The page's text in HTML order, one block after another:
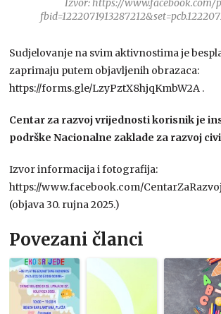
Izvor: https://www.facebook.com/
Sudjelovanje na svim aktivnostima je
zaprimaju putem objavljenih obrazaca:
https://forms.gle/LzyPztX8hjqKmbW2A .
Centar za razvoj vrijednosti korisnik je
podrške Nacionalne zaklade za razvoj
Izvor informacija i fotografija:
https://www.facebook.com/
(objava 30. rujna 2025.)
Povezani članci